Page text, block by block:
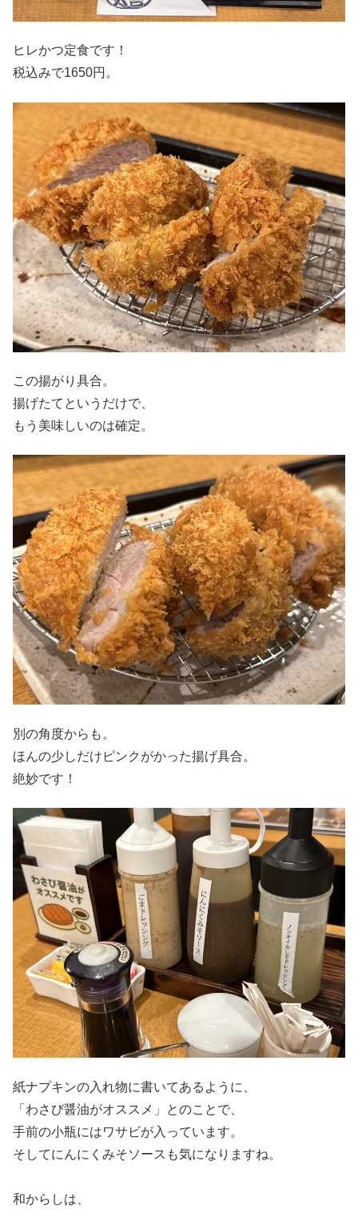
ヒレかつ定食です！
税込みで1650円。
この揚がり具合。
揚げたてというだけで、
もう美味しいのは確定。
別の角度からも。
ほんの少しだけピンクがかった揚げ具合。
絶妙です！
紙ナプキンの入れ物に書いてあるように、
「わさび醤油がオススメ」とのことで、
手前の小瓶にはワサビが入っています。
そしてにんにくみそソースも気になりますね。
和からしは、